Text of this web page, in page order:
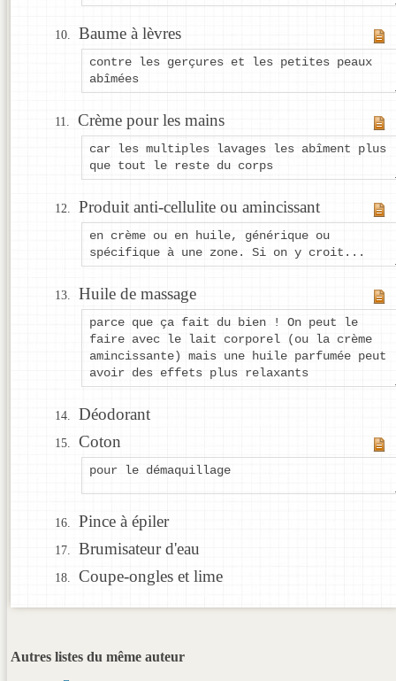
Baume à lèvres
contre les gerçures et les petites peaux
abîmées
Crème pour les mains
car les multiples lavages les abîment plus
que tout le reste du corps
Produit anti-cellulite ou amincissant
en crème ou en huile, générique ou
spécifique à une zone. Si on y croit...
Huile de massage
parce que ça fait du bien ! On peut le
faire avec le lait corporel (ou la crème
amincissante) mais une huile parfumée peut
avoir des effets plus relaxants
Déodorant
Coton
pour le démaquillage
Pince à épiler
Brumisateur d'eau
Coupe-ongles et lime
Autres listes du même auteur